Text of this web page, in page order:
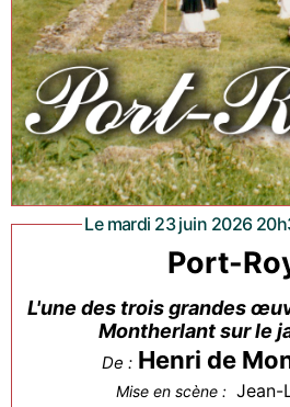
Le mardi 23 juin 2026
Port-
L'une des trois grandes
Montherlant sur le
De : Henri de
Mise en scène : Jean-